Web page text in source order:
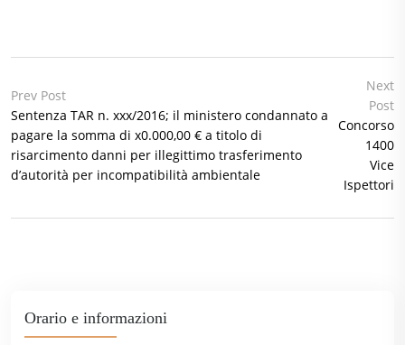
Prev Post
Sentenza TAR n. xxx/2016; il ministero condannato a
pagare la somma di x0.000,00 € a titolo di
risarcimento danni per illegittimo trasferimento
d’autorità per incompatibilità ambientale
Next
Post
Concorso
1400
Vice
Ispettori
Orario e informazioni